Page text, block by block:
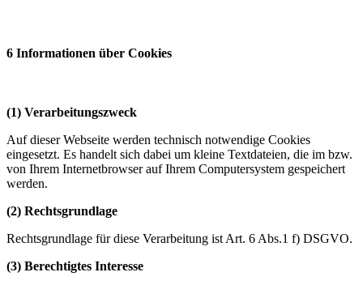
6 Informationen über Cookies
(1) Verarbeitungszweck
Auf dieser Webseite werden technisch notwendige Cookies
eingesetzt. Es handelt sich dabei um kleine Textdateien, die im bzw.
von Ihrem Internetbrowser auf Ihrem Computersystem gespeichert
werden.
(2) Rechtsgrundlage
Rechtsgrundlage für diese Verarbeitung ist Art. 6 Abs.1 f) DSGVO.
(3) Berechtigtes Interesse